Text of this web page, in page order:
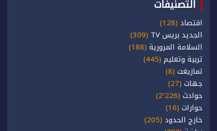
التصنيفات
اقتصاد (128)
الجديد بريس TV
(309)
السلامة المرورية (188)
تربية وتعليم (445)
تمازيغت (8)
جهات (27)
حوادث (2٬226)
حوارات (16)
خارج الحدود (205)